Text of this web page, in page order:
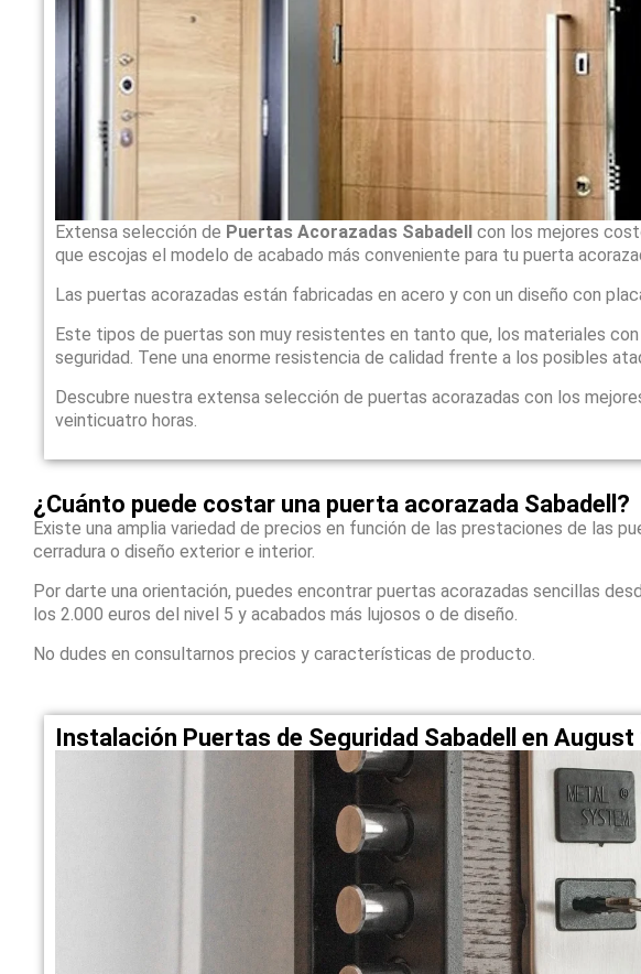
Extensa selección de Puertas Acorazadas Sabadellcon los mejores
que escojas el modelo de acabado más conveniente para tu puerta
Las puertas acorazadas están fabricadas en acero y con un diseño con
Este tipos de puertas son muy resistentes en tanto que, los materiales
seguridad. Tene una enorme resistencia de calidad frente a los posibles
Descubre nuestra extensa selección de puertas acorazadas con los
veinticuatro horas.
¿Cuánto puede costar una puerta acorazada Sabadell?
Existe una amplia variedad de precios en función de las prestaciones de las
cerradura o diseño exterior e interior.
Por darte una orientación, puedes encontrar puertas acorazadas sencillas
los 2.000 euros del nivel 5 y acabados más lujosos o de diseño.
No dudes en consultarnos precios y características de producto.
Instalación Puertas de Seguridad Sabadell en August